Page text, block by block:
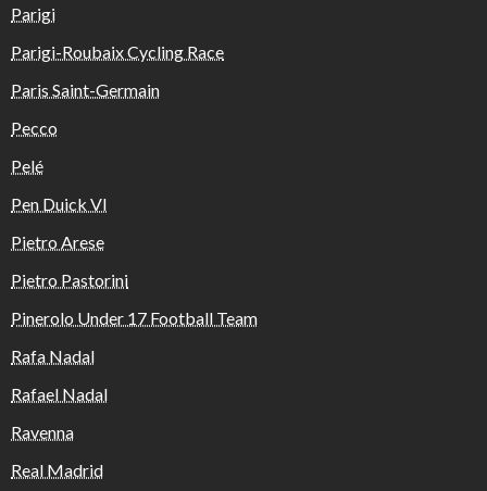
Parigi
Parigi-Roubaix Cycling Race
Paris Saint-Germain
Pecco
Pelé
Pen Duick VI
Pietro Arese
Pietro Pastorini
Pinerolo Under 17 Football Team
Rafa Nadal
Rafael Nadal
Ravenna
Real Madrid